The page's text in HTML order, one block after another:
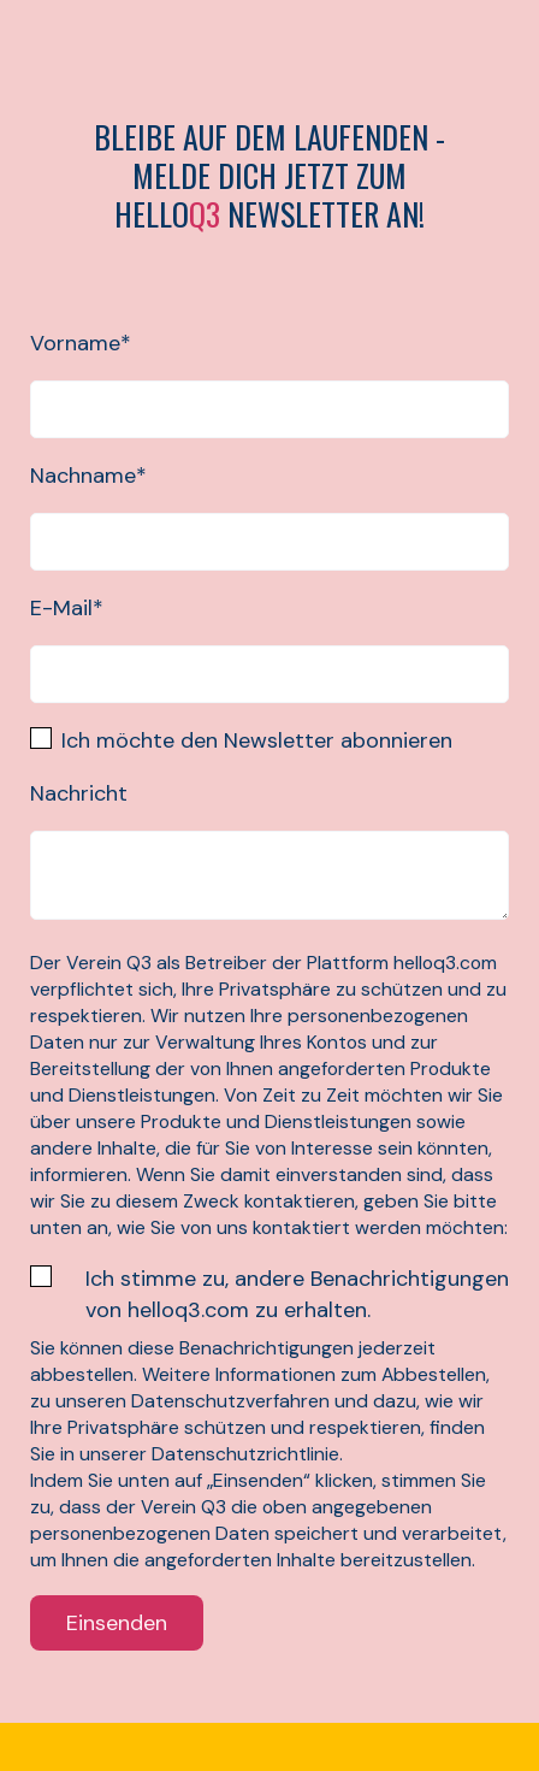
BLEIBE AUF DEM LAUFENDEN -
MELDE DICH JETZT ZUM
HELLOQ3 NEWSLETTER AN!
Vorname*
Nachname*
E-Mail*
Ich möchte den Newsletter abonnieren
Nachricht
Der Verein Q3 als Betreiber der Plattform helloq3.com
verpflichtet sich, Ihre Privatsphäre zu schützen und zu
respektieren. Wir nutzen Ihre personenbezogenen
Daten nur zur Verwaltung Ihres Kontos und zur
Bereitstellung der von Ihnen angeforderten Produkte
und Dienstleistungen. Von Zeit zu Zeit möchten wir Sie
über unsere Produkte und Dienstleistungen sowie
andere Inhalte, die für Sie von Interesse sein könnten,
informieren. Wenn Sie damit einverstanden sind, dass
wir Sie zu diesem Zweck kontaktieren, geben Sie bitte
unten an, wie Sie von uns kontaktiert werden möchten:
Ich stimme zu, andere Benachrichtigungen
von helloq3.com zu erhalten.
Sie können diese Benachrichtigungen jederzeit
abbestellen. Weitere Informationen zum Abbestellen,
zu unseren Datenschutzverfahren und dazu, wie wir
Ihre Privatsphäre schützen und respektieren, finden
Sie in unserer Datenschutzrichtlinie.
Indem Sie unten auf „Einsenden“ klicken, stimmen Sie
zu, dass der Verein Q3 die oben angegebenen
personenbezogenen Daten speichert und verarbeitet,
um Ihnen die angeforderten Inhalte bereitzustellen.